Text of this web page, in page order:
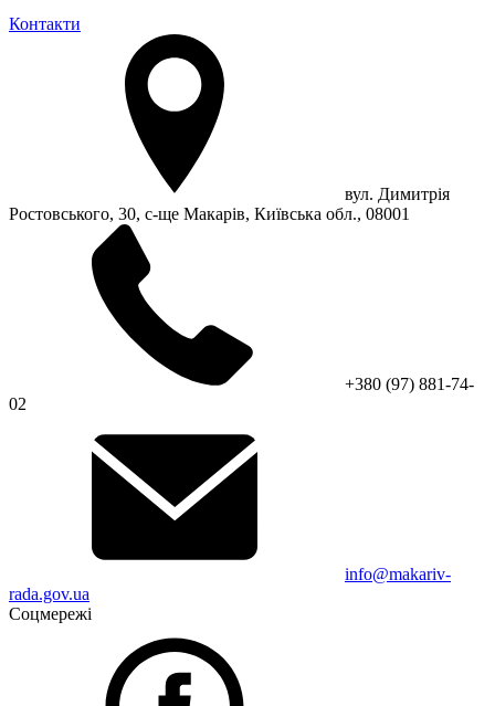
Контакти
вул. Димитрія
Ростовського, 30, с-ще Макарів, Київська обл., 08001
+380 (97) 881-74-
02
info@makariv-
rada.gov.ua
Соцмережі